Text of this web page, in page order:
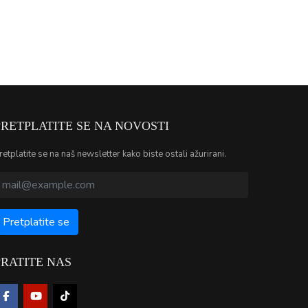
SE NA NOVOSTI
se na naš newsletter kako biste ostali ažurirani.
NAS